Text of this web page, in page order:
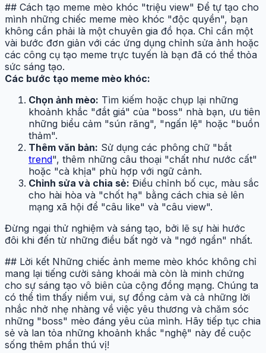
## Cách tạo meme mèo khóc "triệu view" Để tự tạo cho
mình những chiếc meme mèo khóc "độc quyền", bạn
không cần phải là một chuyên gia đồ họa. Chỉ cần một
vài bước đơn giản với các ứng dụng chỉnh sửa ảnh hoặc
các công cụ tạo meme trực tuyến là bạn đã có thể thỏa
sức sáng tạo.
Các bước tạo meme mèo khóc:
Chọn ảnh mèo: Tìm kiếm hoặc chụp lại những
khoảnh khắc "đắt giá" của "boss" nhà bạn, ưu tiên
những biểu cảm "sún răng", "ngấn lệ" hoặc "buồn
thảm".
Thêm văn bản: Sử dụng các phông chữ "bắt
trend", thêm những câu thoại "chất như nước cất"
hoặc "cà khịa" phù hợp với ngữ cảnh.
Chỉnh sửa và chia sẻ: Điều chỉnh bố cục, màu sắc
cho hài hòa và "chốt hạ" bằng cách chia sẻ lên
mạng xã hội để "câu like" và "câu view".
Đừng ngại thử nghiệm và sáng tạo, bởi lẽ sự hài hước
đôi khi đến từ những điều bất ngờ và "ngớ ngẩn" nhất.
## Lời kết Những chiếc ảnh meme mèo khóc không chỉ
mang lại tiếng cười sảng khoái mà còn là minh chứng
cho sự sáng tạo vô biên của cộng đồng mạng. Chúng ta
có thể tìm thấy niềm vui, sự đồng cảm và cả những lời
nhắc nhở nhẹ nhàng về việc yêu thương và chăm sóc
những "boss" mèo đáng yêu của mình. Hãy tiếp tục chia
sẻ và lan tỏa những khoảnh khắc "nghệ" này để cuộc
sống thêm phần thú vị!